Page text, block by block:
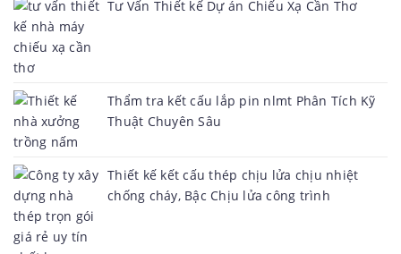
Tư Vấn Thiết kế Dự án Chiếu Xạ Cần Thơ
Thẩm tra kết cấu lắp pin nlmt Phân Tích Kỹ
Thuật Chuyên Sâu
Thiết kế kết cấu thép chịu lửa chịu nhiệt
chống cháy, Bậc Chịu lửa công trình